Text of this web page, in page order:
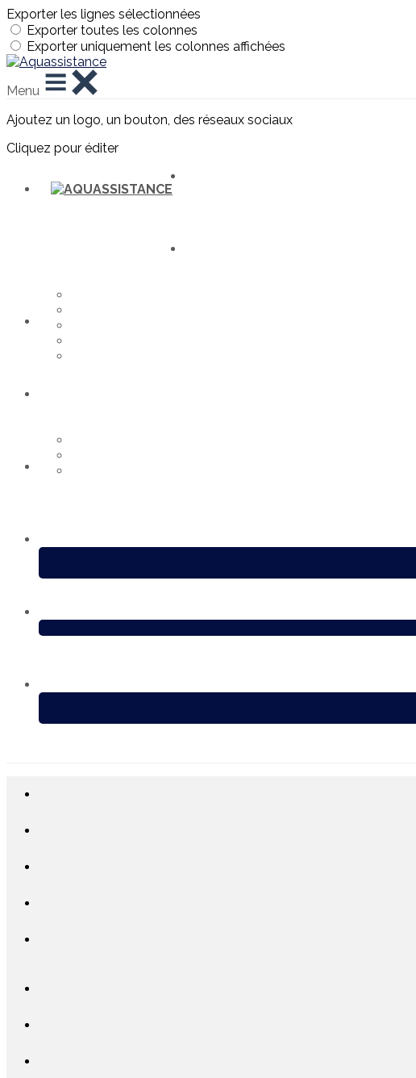
Exporter les lignes sélectionnées
Exporter toutes les colonnes
Exporter uniquement les colonnes affichées
Menu
Ajoutez un logo, un bouton, des réseaux sociaux
Cliquez pour éditer